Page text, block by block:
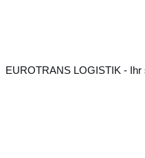
EUROTRANS LOGISTIK -